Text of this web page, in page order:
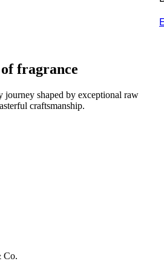
fragrance
journey shaped by exceptional raw
craftsmanship.